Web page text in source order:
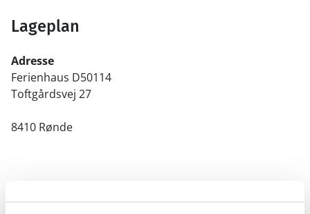
Lageplan
Adresse
Ferienhaus D50114
Toftgårdsvej 27
8410 Rønde